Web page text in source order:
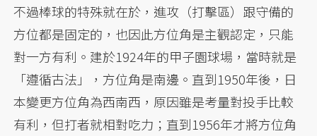
不過棒球的特殊就在於，進攻（打擊區）跟守備的
方位都是固定的，也因此方位角是主觀認定，只能
對一方有利。建於1924年的甲子園球場，當時就是
「遵循古法」，方位角是南邊。直到1950年後，日
本變更方位角為西南西，原因雖是考量對投手比較
有利，但打者就相對吃力；直到1956年才將方位角